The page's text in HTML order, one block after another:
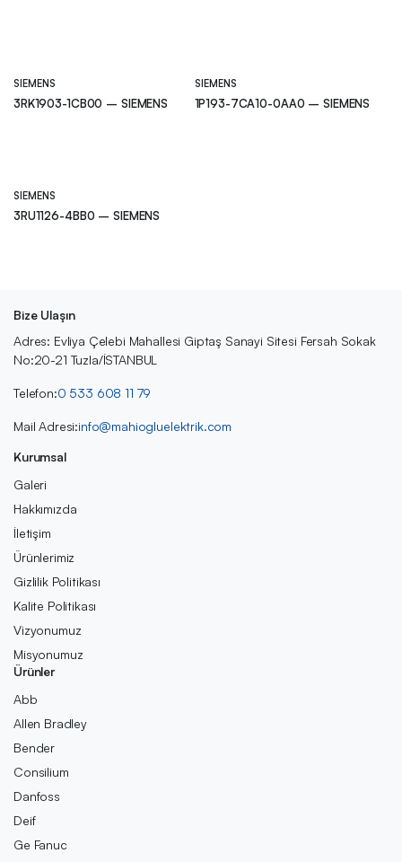
SIEMENS
3RK1903-1CB00 – SIEMENS
SIEMENS
1P193-7CA10-0AA0 – SIEMENS
SIEMENS
3RU1126-4BB0 – SIEMENS
Bize Ulaşın
Adres: Evliya Çelebi Mahallesi Giptaş Sanayi Sitesi Fersah Sokak
No:20-21 Tuzla/İSTANBUL
Telefon:0 533 608 11 79
Mail Adresi:info@mahiogluelektrik.com
Kurumsal
Galeri
Hakkımızda
İletişim
Ürünlerimiz
Gizlilik Politikası
Kalite Politikası
Vizyonumuz
Misyonumuz
Ürünler
Abb
Allen Bradley
Bender
Consilium
Danfoss
Deif
Ge Fanuc